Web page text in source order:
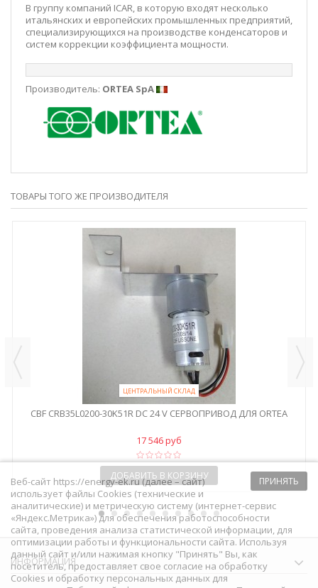
В группу компаний ICAR, в которую входят несколько
итальянских и европейских промышленных предприятий,
специализирующихся на производстве конденсаторов и
систем коррекции коэффициента мощности.
Производитель: ORTEA SpA
ТОВАРЫ ТОГО ЖЕ ПРОИЗВОДИТЕЛЯ
ЦЕНТРАЛЬНЫЙ СКЛАД
CBF CRB35L0200-30K51R DC 24 V СЕРВОПРИВОД ДЛЯ ORTEA
17 546 руб
ДОБАВИТЬ В КОРЗИНУ
ИНФОРМАЦИЯ
ПРИНЯТЬ
Веб-сайт https://energy-ek.ru (далее – сайт)
использует файлы Cookies (технические и
аналитические) и метрическую систему (интернет-сервис
«Яндекс.Метрика») для обеспечения работоспособности
сайта, проведения анализа статистической информации, для
оптимизации работы и функциональности сайта. Используя
данный сайт и/или нажимая кнопку "Принять" Вы, как
посетитель, предоставляет свое согласие на обработку
Сookies и обработку персональных данных для